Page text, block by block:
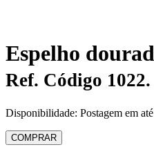
Espelho
Ref. Código 1022.
Disponibilidade: Postagem em
COMPRAR